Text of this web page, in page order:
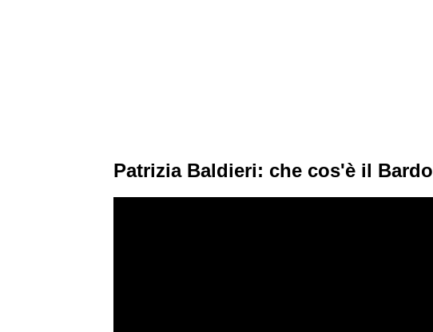
Patrizia Baldieri: che cos'è il Bardo